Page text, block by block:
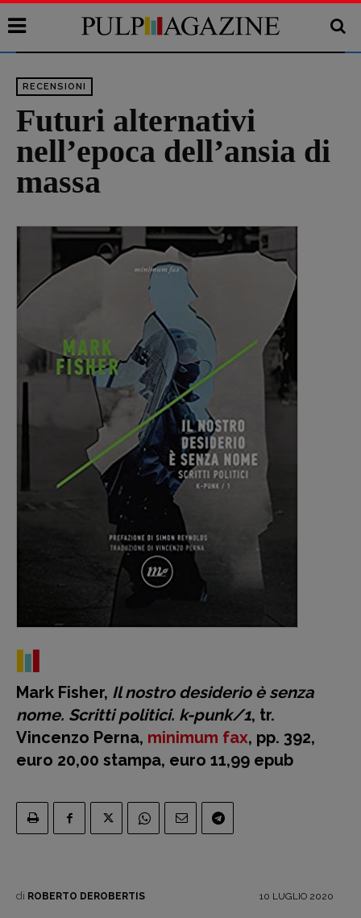
RECENSIONI
Futuri alternativi
nell’epoca dell’ansia di
massa
Mark Fisher, Il nostro desiderio è senza
nome. Scritti politici. k-punk/1, tr.
Vincenzo Perna, minimum fax, pp. 392,
euro 20,00 stampa, euro 11,99 epub
di ROBERTO DEROBERTIS 10 LUGLIO 2020